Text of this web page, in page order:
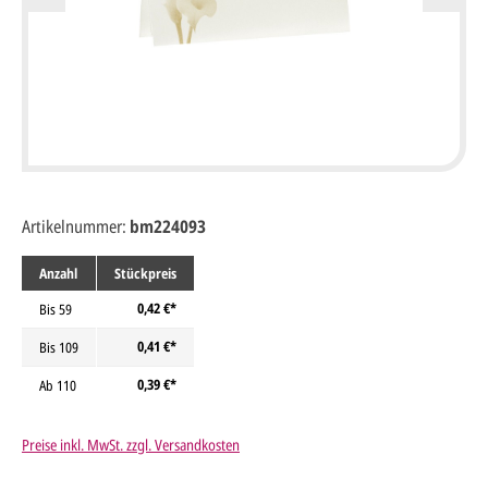
Anzahl
Stückpreis
Bis59
0,42 €*
Bis 109
0,41 €*
Ab 110 0,39 €*
Preise inkl. MwSt. zzgl. Versandkosten
Artikelnummer: bm224093